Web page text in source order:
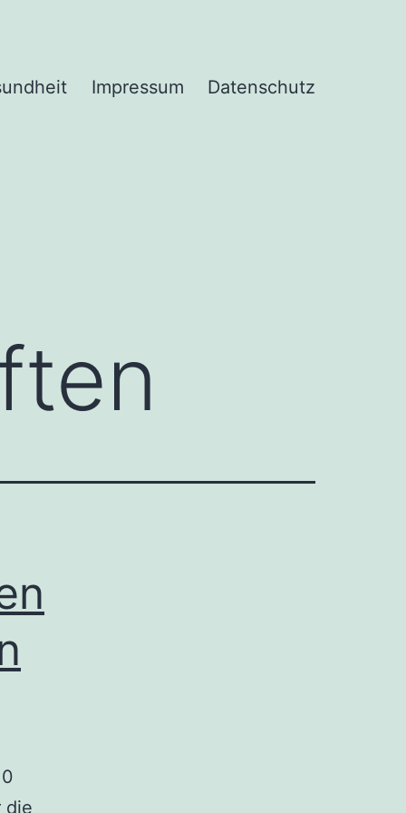
Impressum Datenschutz
die